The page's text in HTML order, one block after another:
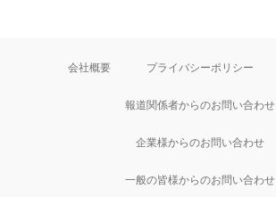
会社概要 プライバシーポリシー
報道関係者からのお問い合わせ
企業様からのお問い合わせ
一般の皆様からのお問い合わせ